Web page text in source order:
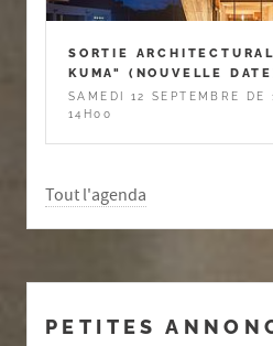
SORTIE
KUMA" (NOUVELLE
SAMEDI 12 SEPTEMBRE DE
14H00
Tout l'agenda
PETITES